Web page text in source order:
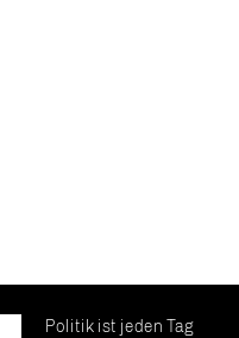
Politik ist jeden Tag